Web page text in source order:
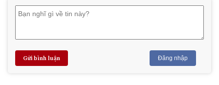
Gửi bình luận Đăng nhập